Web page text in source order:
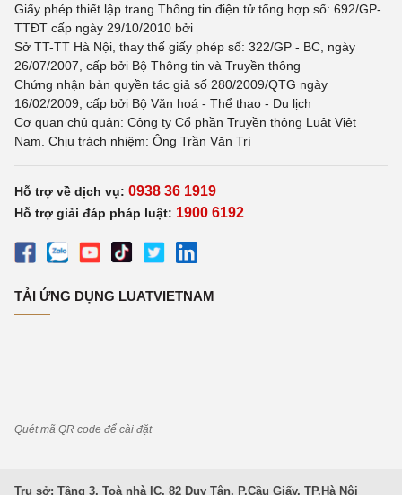
Giấy phép thiết lập trang Thông tin điện tử tổng hợp số: 692/GP-
TTĐT cấp ngày 29/10/2010 bởi
Sở TT-TT Hà Nội, thay thế giấy phép số: 322/GP - BC, ngày
26/07/2007, cấp bởi Bộ Thông tin và Truyền thông
Chứng nhận bản quyền tác giả số 280/2009/QTG ngày
16/02/2009, cấp bởi Bộ Văn hoá - Thể thao - Du lịch
Cơ quan chủ quản: Công ty Cổ phần Truyền thông Luật Việt
Nam. Chịu trách nhiệm: Ông Trần Văn Trí
Hỗ trợ về dịch vụ: 0938 36 1919
Hỗ trợ giải đáp pháp luật: 1900 6192
TẢI ỨNG DỤNG LUATVIETNAM
Quét mã QR code để cài đặt
Trụ sở: Tầng 3, Toà nhà IC, 82 Duy Tân, P.Cầu Giấy, TP.Hà Nội